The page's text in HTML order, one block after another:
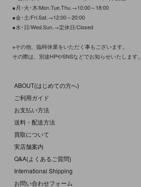
●月･火･木/Mon.Tue.Thu.→10:00～18:00
●金･土/Fri.Sat.→12:00～20:00
●水･日/Wed.Sun.→定休日/Closed
※その他、臨時休業をいただく事もございます。
その際は、別途HPやSNSなどでお知らせいたします。
ABOUT(はじめての方へ)
ご利用ガイド
お支払い方法
送料・配送方法
買取について
実店舗案内
Q&A(よくあるご質問)
International Shipping
お問い合わせフォーム